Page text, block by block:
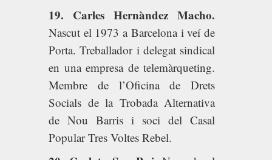
19. Carles Hernàndez Macho.
Nascut el 1973 a Barcelona i veí de
Porta. Treballador i delegat sindical
en una empresa de telemàrqueting.
Membre de l’Oficina de Drets
Socials de la Trobada Alternativa
de Nou Barris i soci del Casal
Popular Tres Voltes Rebel.